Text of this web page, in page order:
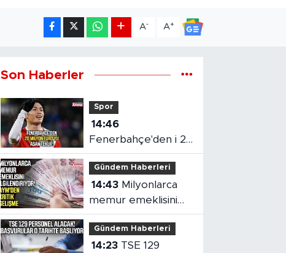
A- A+
Son Haberler
Spor
14:46
Fenerbahçe'den i 20
milyon euro'yu aşan
teklif
Gündem Haberleri
14:43
memur emeklisini
ilgilendiriyor!
Gündem Haberleri
14:23